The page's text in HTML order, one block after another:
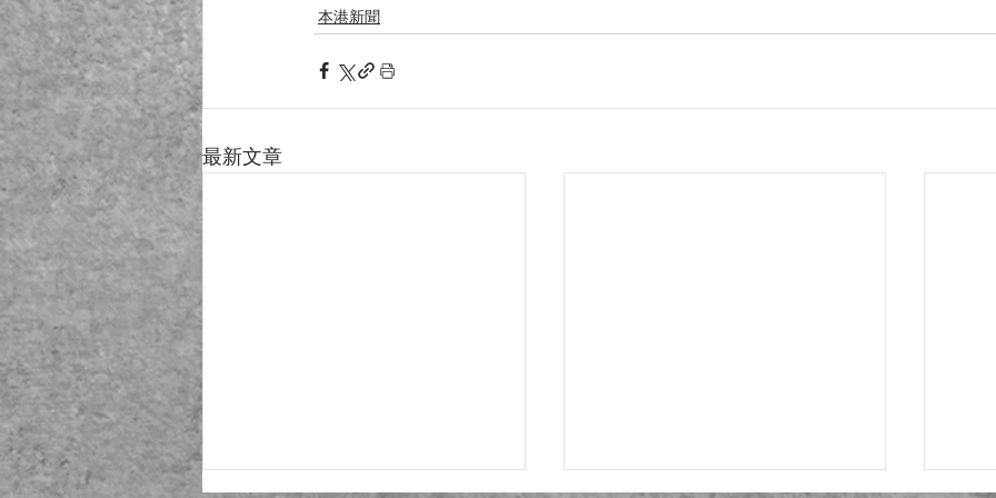
本港新聞
最新文章